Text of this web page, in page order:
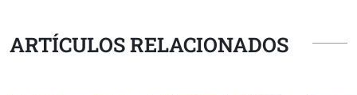
ARTÍCULOS RELACIONADOS